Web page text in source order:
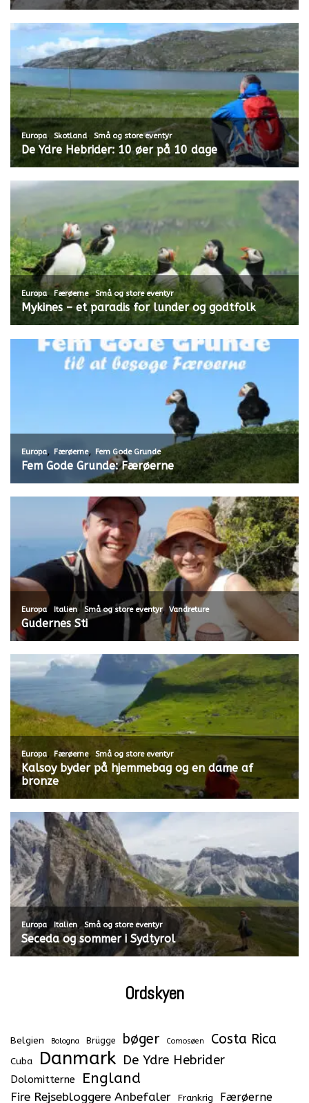
Europa, Skotland, Små og store eventyr
De Ydre Hebrider: 10 øer på 10 dage
Europa,Færøerne,Små og store eventyr
Mykines – et paradis for lunder og godtfolk
Europa, Færøerne, Fem Gode Grunde
Fem Gode Grunde: Færøerne
Europa, Italien,Små og store eventyr, Vandreture
Gudernes Sti
Europa, Færøerne, Små og store eventyr
Kalsoy byder på hjemmebag og en dame af
bronze
Europa, Italien,Små og store eventyr
Seceda og sommer i Sydtyrol
Ordskyen
Belgien Bologna Brügge bøger Comosøen Costa Rica
Cuba Danmark De Ydre Hebrider
Dolomitterne England
Fire Rejsebloggere Anbefaler Frankrig Færøerne